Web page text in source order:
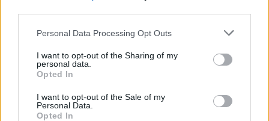
Personal Data Processing Opt Outs
I want to opt-out of the Sharing of my
personal data.
Opted In
I want to opt-out of the Sale of my
Personal Data.
Opted In